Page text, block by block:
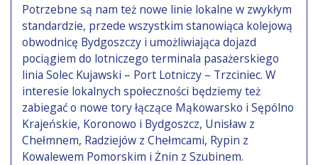
Potrzebne są nam też nowe linie lokalne w zwykłym
standardzie, przede wszystkim stanowiąca kolejową
obwodnicę Bydgoszczy i umożliwiająca dojazd
pociągiem do lotniczego terminala pasażerskiego
linia Solec Kujawski – Port Lotniczy – Trzciniec. W
interesie lokalnych społeczności będziemy też
zabiegać o nowe tory łączące Mąkowarsko i Sępólno
Krajeńskie, Koronowo i Bydgoszcz, Unisław z
Chełmnem, Radziejów z Chełmcami, Rypin z
Kowalewem Pomorskim i Żnin z Szubinem.